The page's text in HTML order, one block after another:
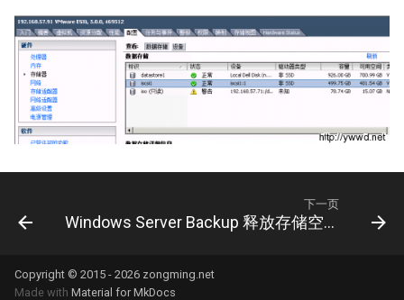
Docker 保存和加载镜像
Docker 操作系统级虚拟化技
使用 parted 调整磁盘分区大
小
Rsyslog 配置文件
Apache ab压力测试工具
php扩展模块memcache
updatedb 与 locate 命令
百万PV项目与虚拟化方案
VMware ESXi 设置虚拟机自
启动
功能
VMware vSphere Hypervisor
下一页
Windows Server Backup 释放存储空间
Copyright © 2015 - 2026 zongming.net
Made with Material for MkDocs